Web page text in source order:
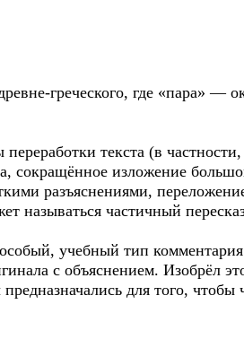
греческого, где «пара»
текста (в
сокращённое изложение
разъяснениями,
называться частичный
учебный тип
с объяснением. Изобрёл
для того,